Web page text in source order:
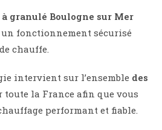
granulé Boulogne sur Mer
fonctionnement sécurisé
chauffe.
intervient sur l’ensemble des
toute la France afin que vous
performant et fiable.